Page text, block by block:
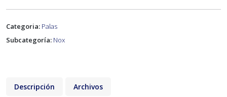
Categoria: Palas
Subcategoría: Nox
Descripción Archivos